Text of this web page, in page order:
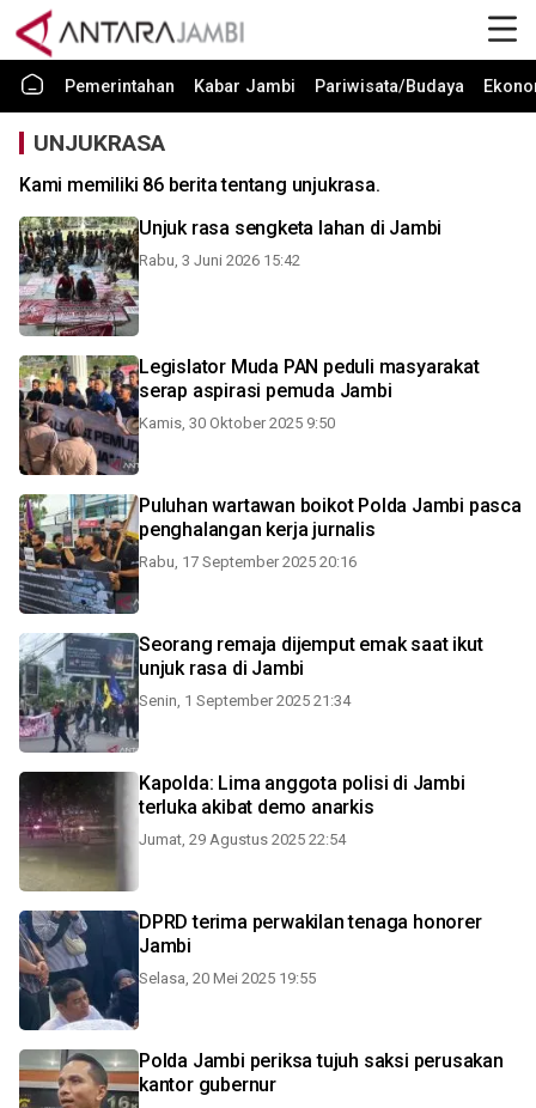
Pemerintahan Kabar Jambi Pariwisata/Budaya
UNJUKRASA
Kami memiliki 86 berita tentang unjukrasa.
Unjuk rasa sengketa lahan di Jambi
Rabu, 3 Juni 2026 15:42
Legislator Muda PAN peduli masyarakat
serap aspirasi pemuda Jambi
Kamis, 30 Oktober 2025 9:50
Puluhan wartawan boikot Polda Jambi pasca
penghalangan kerja jurnalis
Rabu, 17 September 2025 20:16
Seorang remaja dijemput emak saat ikut
unjuk rasa di Jambi
Senin, 1 September 2025 21:34
Kapolda: Lima anggota polisi di Jambi
terluka akibat demo anarkis
Jumat, 29 Agustus 2025 22:54
DPRD terima perwakilan tenaga honorer
Jambi
Selasa, 20 Mei 2025 19:55
Polda Jambi periksa tujuh saksi perusakan
kantor gubernur